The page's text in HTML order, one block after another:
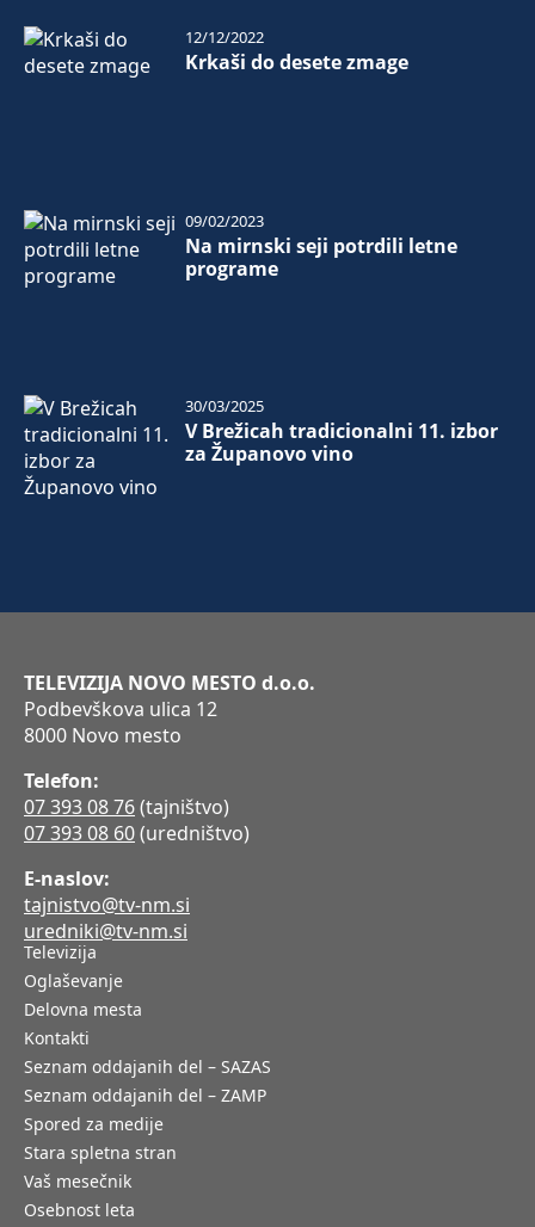
Krkaši do desete zmage
12/12/2022
Na mirnski seji potrdili letne
programe
09/02/2023
V Brežicah tradicionalni 11. izbor
za Županovo vino
30/03/2025
TELEVIZIJA NOVO MESTO d.o.o.
Podbevškova ulica 12
8000 Novo mesto
Telefon:
07 393 08 76(tajništvo)
07 393 08 60(uredništvo)
E-naslov:
tajnistvo@tv-nm.si
uredniki@tv-nm.si
Televizija
Oglaševanje
Delovna mesta
Kontakti
Seznam oddajanih del – SAZAS
Seznam oddajanih del – ZAMP
Spored za medije
Stara spletna stran
Vaš mesečnik
Osebnost leta